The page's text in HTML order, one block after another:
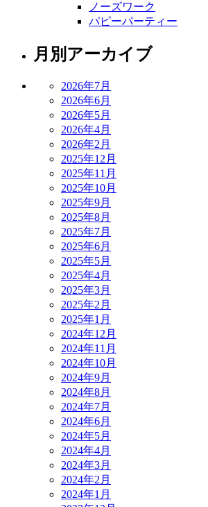
ノーズワーク
パピーパーティー
月別アーカイブ
2026年7月
2026年6月
2026年5月
2026年4月
2026年2月
2025年12月
2025年11月
2025年10月
2025年9月
2025年8月
2025年7月
2025年6月
2025年5月
2025年4月
2025年3月
2025年2月
2025年1月
2024年12月
2024年11月
2024年10月
2024年9月
2024年8月
2024年7月
2024年6月
2024年5月
2024年4月
2024年3月
2024年2月
2024年1月